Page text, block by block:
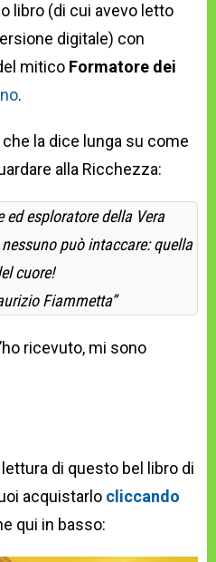
libro (di cui avevo letto
digitale) con
mitico Formatore dei
.
la dice lunga su come
alla Ricchezza:
ed esploratore della Vera
può intaccare: quella
cuore!
Fiammetta”
ricevuto, mi sono
di questo bel libro di
acquistarlo cliccando
qui in basso: